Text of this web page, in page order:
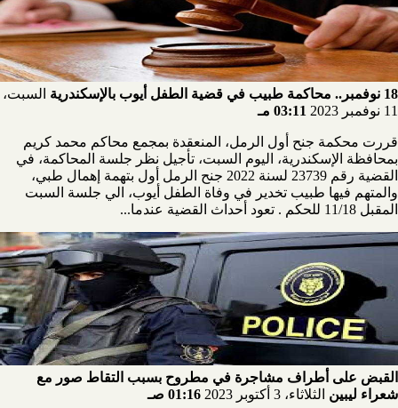
18 نوفمبر.. محاكمة طبيب في قضية الطفل أيوب بالإسكندرية
السبت،
11 نوفمبر 2023
03:11 مـ
قررت محكمة جنح أول الرمل، المنعقدة بمجمع محاكم محمد كريم
بمحافظة الإسكندرية، اليوم السبت، تأجيل نظر جلسة المحاكمة، في
القضية رقم 23739 لسنة 2022 جنح الرمل أول بتهمة إهمال طبي،
والمتهم فيها طبيب تخدير في وفاة الطفل أيوب، الي جلسة السبت
المقبل 11/18 للحكم . تعود أحداث القضية عندما...
القبض على أطراف مشاجرة في مطروح بسبب التقاط صور مع
شعراء ليبين الثلاثاء، 3 أكتوبر 2023 01:16 صـ